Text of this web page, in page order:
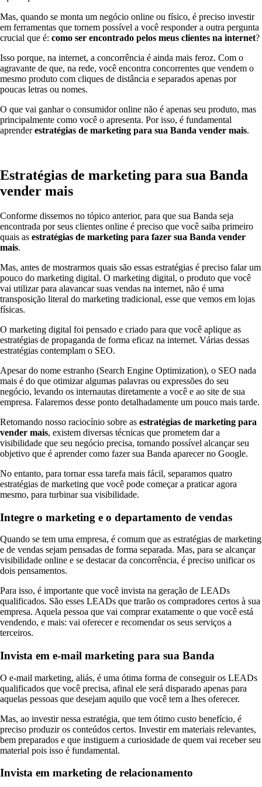
Mas, quando se monta um negócio online ou físico, é preciso investir
em ferramentas que tornem possível a você responder a outra pergunta
crucial que é: como ser encontrado pelos meus clientes na internet?
Isso porque, na internet, a concorrência é ainda mais feroz. Com o
agravante de que, na rede, você encontra concorrentes que vendem o
mesmo produto com cliques de distância e separados apenas por
poucas letras ou nomes.
O que vai ganhar o consumidor online não é apenas seu produto, mas
principalmente como você o apresenta. Por isso, é fundamental
aprenderestratégias de marketing para sua Banda vender mais.
Estratégias de marketing para sua Banda
vender mais
Conforme dissemos no tópico anterior, para que sua Banda seja
encontrada por seus clientes online é preciso que você saiba primeiro
quais as estratégias de marketing para fazer sua Banda vender
mais.
Mas, antes de mostrarmos quais são essas estratégias é preciso falar um
pouco do marketing digital. O marketing digital, o produto que você
vai utilizar para alavancar suas vendas na internet, não é uma
transposição literal do marketing tradicional, esse que vemos em lojas
físicas.
O marketing digital foi pensado e criado para que você aplique as
estratégias de propaganda de forma eficaz na internet. Várias dessas
estratégias contemplam o SEO.
Apesar do nome estranho (Search Engine Optimization), o SEO nada
mais é do que otimizar algumas palavras ou expressões do seu
negócio, levando os internautas diretamente a você e ao site de sua
empresa. Falaremos desse ponto detalhadamente um pouco mais tarde.
Retomando nosso raciocínio sobre as estratégias de marketing para
vender mais, existem diversas técnicas que prometem dar a
visibilidade que seu negócio precisa, tornando possível alcançar seu
objetivo que é aprender como fazer sua Banda aparecer no Google.
No entanto, para tornar essa tarefa mais fácil, separamos quatro
estratégias de marketing que você pode começar a praticar agora
mesmo, para turbinar sua visibilidade.
Integre o marketing e o departamento de vendas
Quando se tem uma empresa, é comum que as estratégias de marketing
e de vendas sejam pensadas de forma separada. Mas, para se alcançar
visibilidade online e se destacar da concorrência, é preciso unificar os
dois pensamentos.
Para isso, é importante que você invista na geração de LEADs
qualificados. São esses LEADs que trarão os compradores certos à sua
empresa. Aquela pessoa que vai comprar exatamente o que você está
vendendo, e mais: vai oferecer e recomendar os seus serviços a
terceiros.
Invista em e-mail marketing para sua Banda
O e-mail marketing, aliás, é uma ótima forma de conseguir os LEADs
qualificados que você precisa, afinal ele será disparado apenas para
aquelas pessoas que desejam aquilo que você tem a lhes oferecer.
Mas, ao investir nessa estratégia, que tem ótimo custo benefício, é
preciso produzir os conteúdos certos. Investir em materiais relevantes,
bem preparados e que instiguem a curiosidade de quem vai receber seu
material pois isso é fundamental.
Invista em marketing de relacionamento